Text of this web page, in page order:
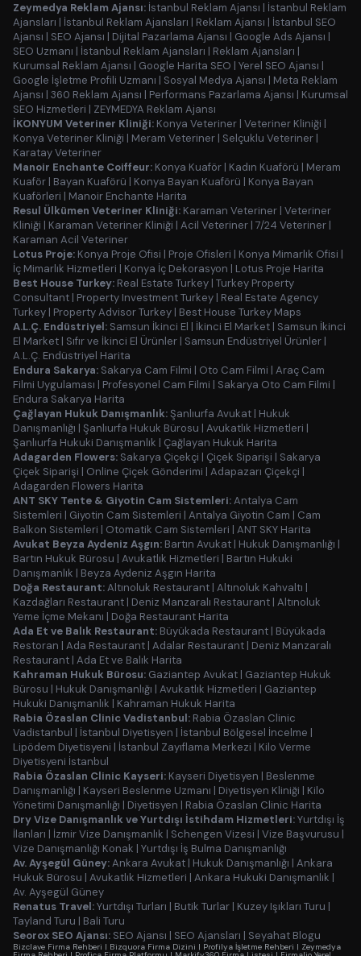
Zeymedya Reklam Ajansı: İstanbul Reklam Ajansı | İstanbul Reklam
Ajansları | İstanbul Reklam Ajansları | Reklam Ajansı | İstanbul SEO
Ajansı | SEO Ajansı | Dijital Pazarlama Ajansı | Google Ads Ajansı |
SEO Uzmanı | İstanbul Reklam Ajansları | Reklam Ajansları |
Kurumsal Reklam Ajansı | Google Harita SEO | Yerel SEO Ajansı |
Google İşletme Profili Uzmanı | Sosyal Medya Ajansı | Meta Reklam
Ajansı | 360 Reklam Ajansı | Performans Pazarlama Ajansı | Kurumsal
SEO Hizmetleri | ZEYMEDYA Reklam Ajansı
İKONYUM Veteriner Kliniği: Konya Veteriner | Veteriner Kliniği |
Konya Veteriner Kliniği | Meram Veteriner | Selçuklu Veteriner |
Karatay Veteriner
Manoir Enchante Coiffeur: Konya Kuaför | Kadın Kuaförü | Meram
Kuaför | Bayan Kuaförü | Konya Bayan Kuaförü | Konya Bayan
Kuaförleri | Manoir Enchante Harita
Resul Ülkümen Veteriner Kliniği: Karaman Veteriner | Veteriner
Kliniği | Karaman Veteriner Kliniği | Acil Veteriner | 7/24 Veteriner |
Karaman Acil Veteriner
Lotus Proje: Konya Proje Ofisi | Proje Ofisleri | Konya Mimarlık Ofisi |
İç Mimarlık Hizmetleri | Konya İç Dekorasyon | Lotus Proje Harita
Best House Turkey: Real Estate Turkey | Turkey Property
Consultant | Property Investment Turkey | Real Estate Agency
Turkey | Property Advisor Turkey | Best House Turkey Maps
A.L.Ç. Endüstriyel: Samsun İkinci El | İkinci El Market | Samsun İkinci
El Market | Sıfır ve İkinci El Ürünler | Samsun Endüstriyel Ürünler |
A.L.Ç. Endüstriyel Harita
Endura Sakarya: Sakarya Cam Filmi | Oto Cam Filmi | Araç Cam
Filmi Uygulaması | Profesyonel Cam Filmi | Sakarya Oto Cam Filmi |
Endura Sakarya Harita
Çağlayan Hukuk Danışmanlık:Şanlıurfa Avukat | Hukuk
Danışmanlığı | Şanlıurfa Hukuk Bürosu | Avukatlık Hizmetleri |
Şanlıurfa Hukuki Danışmanlık | Çağlayan Hukuk Harita
Adagarden Flowers: Sakarya Çiçekçi | Çiçek Siparişi | Sakarya
Çiçek Siparişi | Online Çiçek Gönderimi | Adapazarı Çiçekçi |
Adagarden Flowers Harita
ANT SKY Tente & Giyotin Cam Sistemleri:Antalya Cam
Sistemleri | Giyotin Cam Sistemleri | Antalya Giyotin Cam | Cam
Balkon Sistemleri | Otomatik Cam Sistemleri | ANT SKY Harita
Avukat Beyza Aydeniz Aşgın: Bartın Avukat | Hukuk Danışmanlığı |
Bartın Hukuk Bürosu | Avukatlık Hizmetleri | Bartın Hukuki
Danışmanlık | Beyza Aydeniz Aşgın Harita
Doğa Restaurant:Altınoluk Restaurant | Altınoluk Kahvaltı |
Kazdağları Restaurant | Deniz Manzaralı Restaurant | Altınoluk
Yeme İçme Mekanı | Doğa Restaurant Harita
Ada Et ve Balık Restaurant: Büyükada Restaurant | Büyükada
Restoran | Ada Restaurant | Adalar Restaurant | Deniz Manzaralı
Restaurant | Ada Et ve Balık Harita
Kahraman Hukuk Bürosu: Gaziantep Avukat | Gaziantep Hukuk
Bürosu | Hukuk Danışmanlığı | Avukatlık Hizmetleri | Gaziantep
Hukuki Danışmanlık | Kahraman Hukuk Harita
Rabia Özaslan Clinic Vadistanbul: Rabia Özaslan Clinic
Vadistanbul | İstanbul Diyetisyen | İstanbul Bölgesel İncelme |
Lipödem Diyetisyeni | İstanbul Zayıflama Merkezi | Kilo Verme
Diyetisyeni İstanbul
Rabia Özaslan Clinic Kayseri: Kayseri Diyetisyen | Beslenme
Danışmanlığı | Kayseri Beslenme Uzmanı | Diyetisyen Kliniği | Kilo
Yönetimi Danışmanlığı | Diyetisyen | Rabia Özaslan Clinic Harita
Dry Vize Danışmanlık ve Yurtdışı İstihdam Hizmetleri:Yurtdışı İş
İlanları | İzmir Vize Danışmanlık | Schengen Vizesi | Vize Başvurusu |
Vize Danışmanlığı Konak | Yurtdışı İş Bulma Danışmanlığı
Av. Ayşegül Güney:Ankara Avukat | Hukuk Danışmanlığı | Ankara
Hukuk Bürosu | Avukatlık Hizmetleri | Ankara Hukuki Danışmanlık |
Av. Ayşegül Güney
Renatus Travel:Yurtdışı Turları | Butik Turlar | Kuzey Işıkları Turu |
Tayland Turu | Bali Turu
Seorox SEO Ajansı: SEO Ajansı | SEO Ajansları | Seyahat Blogu
Bizclave Firma Rehberi | Bizquora Firma Dizini | Profilya İşletme Rehberi | Zeymedya